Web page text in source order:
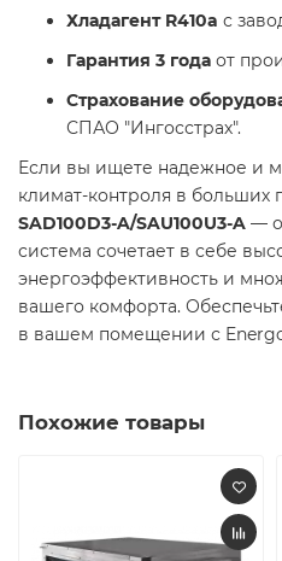
Хладагент R410a с
Гарантия 3 года от
Страхование
СПАО "Ингосстрах".
Если вы ищете надежное и
климат-контроля в больших
SAD100D3-A/SAU100U3-A —
система сочетает в себе
энергоэффективность и
вашего комфорта.
в вашем помещении с
Похожие товары